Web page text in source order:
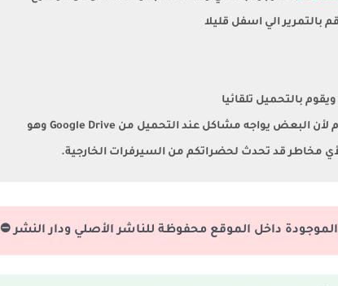
ويٌنصح باستخدام متصفح جوجل كروم لأن البعض يواجه مشاكل عند التحميل من Google Drive وهو
مخاطر قد تحدث لحضراتكم من السيرفرات الخارجية.
داخل الموقع محفوظة للناشر الأصلي ودار النشر ⛔